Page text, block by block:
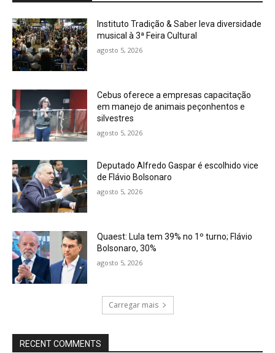
Instituto Tradição & Saber leva diversidade
musical à 3ª Feira Cultural
agosto 5, 2026
Cebus oferece a empresas capacitação
em manejo de animais peçonhentos e
silvestres
agosto 5, 2026
Deputado Alfredo Gaspar é escolhido vice
de Flávio Bolsonaro
agosto 5, 2026
Quaest: Lula tem 39% no 1º turno; Flávio
Bolsonaro, 30%
agosto 5, 2026
Carregar mais
RECENT COMMENTS